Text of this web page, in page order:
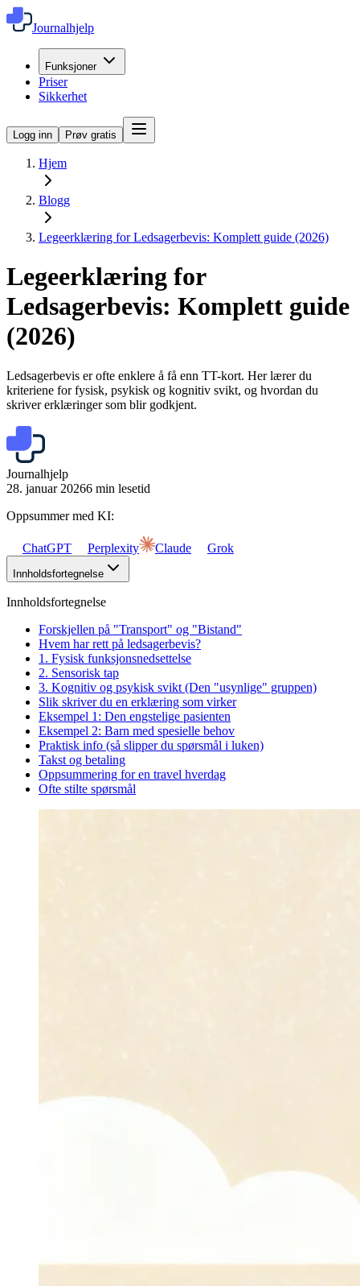
Journalhjelp
Funksjoner
Priser
Sikkerhet
Logg inn Prøv gratis
Hjem
Blogg
Legeerklæring for Ledsagerbevis: Komplett guide (2026)
Legeerklæring for
Ledsagerbevis: Komplett guide
(2026)
Ledsagerbevis er ofte enklere å få enn TT-kort. Her lærer du
kriteriene for fysisk, psykisk og kognitiv svikt, og hvordan du
skriver erklæringer som blir godkjent.
Journalhjelp
28. januar 20266 min lesetid
Oppsummer med KI:
ChatGPT Perplexity Claude Grok
Innholdsfortegnelse
Innholdsfortegnelse
Forskjellen på "Transport" og "Bistand"
Hvem har rett på ledsagerbevis?
1. Fysisk funksjonsnedsettelse
2. Sensorisk tap
3. Kognitiv og psykisk svikt (Den "usynlige" gruppen)
Slik skriver du en erklæring som virker
Eksempel 1: Den engstelige pasienten
Eksempel 2: Barn med spesielle behov
Praktisk info (så slipper du spørsmål i luken)
Takst og betaling
Oppsummering for en travel hverdag
Ofte stilte spørsmål